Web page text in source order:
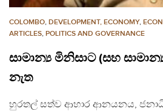
COLOMBO, DEVELOPMENT, ECONOMY,
ARTICLES, POLITICS AND GOVERNANCE
සාමාන්‍ය මිනිසාට (සහ
නැත
හුරතල් සත්ව ආහාර ආනයනය,